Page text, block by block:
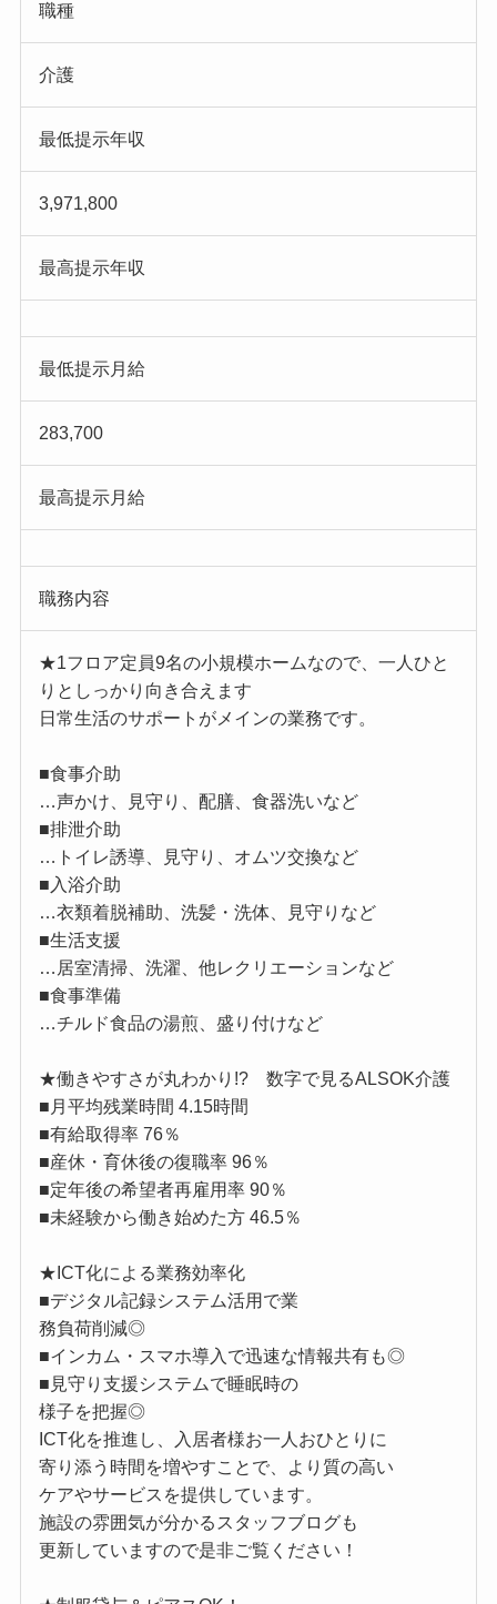
職種
介護
最低提示年収
3,971,800
最高提示年収
最低提示月給
283,700
最高提示月給
職務内容
★1フロア定員9名の小規模ホームなので、一人ひと
りとしっかり向き合えます
日常生活のサポートがメインの業務です。
■食事介助
…声かけ、見守り、配膳、食器洗いなど
■排泄介助
…トイレ誘導、見守り、オムツ交換など
■入浴介助
…衣類着脱補助、洗髪・洗体、見守りなど
■生活支援
…居室清掃、洗濯、他レクリエーションなど
■食事準備
…チルド食品の湯煎、盛り付けなど
★働きやすさが丸わかり!? 数字で見るALSOK介護
■月平均残業時間 4.15時間
■有給取得率 76％
■産休・育休後の復職率 96％
■定年後の希望者再雇用率 90％
■未経験から働き始めた方 46.5％
★ICT化による業務効率化
■デジタル記録システム活用で業
務負荷削減◎
■インカム・スマホ導入で迅速な情報共有も◎
■見守り支援システムで睡眠時の
様子を把握◎
ICT化を推進し、入居者様お一人おひとりに
寄り添う時間を増やすことで、より質の高い
ケアやサービスを提供しています。
施設の雰囲気が分かるスタッフブログも
更新していますので是非ご覧ください！